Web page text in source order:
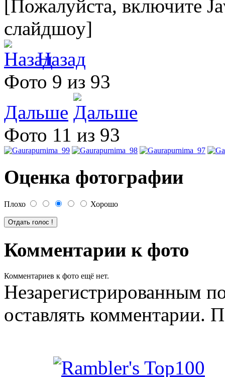
[Пожалуйста, включите
слайдшоу]
Назад
Фото 9 из 93
Дальше
Фото 11 из 93
Оценка фотографии
Плохо Хорошо
Комментарии к фото
Комментариев к фото ещё нет.
Незарегистрированным
оставлять комментарии.